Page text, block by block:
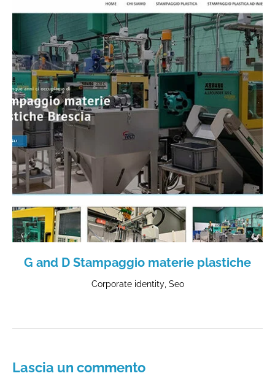
G and D Stampaggio materie plastiche
Corporate identity, Seo
Lascia un commento